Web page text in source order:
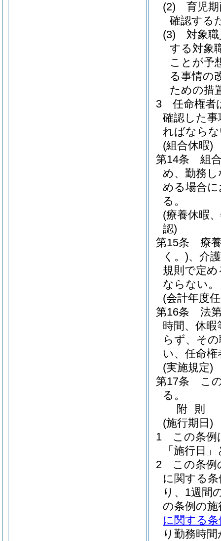
(2)
育児
確認する
(3)
対象
する対象
ことが予
る事情の
ための措
3
任命権者
確認した
ればなら
(組合休暇)
第14条
組
め、勤務
める場合
る。
(療養休暇
認)
第15条
療
く。)、介
規則で定
ならない。
(会計年度
第16条
法
時間、休
らず、そ
い、任命
(実施規定)
第17条
こ
る。
附 則
(施行期日)
1
この条例
「施行日
2
この条例
に関する条
り、1週間
の条例の
に関する条
り勤務時